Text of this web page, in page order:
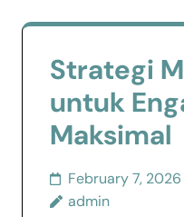
Strategi
untuk
Maksimal
February 7, 2026
admin